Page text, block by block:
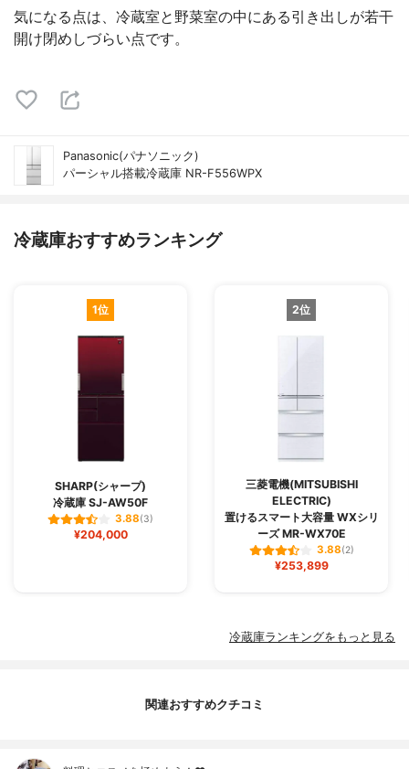
気になる点は、冷蔵室と野菜室の中にある引き出しが若干
開け閉めしづらい点です。
Panasonic(パナソニック)
パーシャル搭載冷蔵庫 NR-F556WPX
冷蔵庫おすすめランキング
1位
SHARP(シャープ)
冷蔵庫 SJ-AW50F
3.88(3)
¥204,000
2位
三菱電機(MITSUBISHI
ELECTRIC)
置けるスマート大容量 WXシリ
ーズ MR-WX70E
3.88(2)
¥253,899
冷蔵庫ランキングをもっと見る
関連おすすめクチコミ